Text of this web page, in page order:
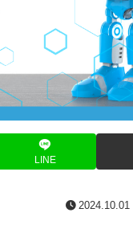
LINE
2024.10.01